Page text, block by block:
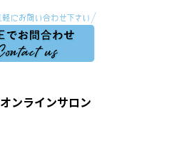
オンラインサロン